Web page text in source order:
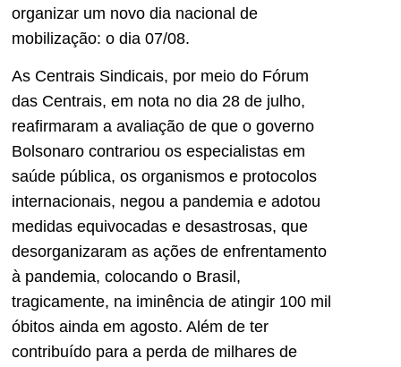
organizar um novo dia nacional de
mobilização: o dia 07/08.
As Centrais Sindicais, por meio do Fórum
das Centrais, em nota no dia 28 de julho,
reafirmaram a avaliação de que o governo
Bolsonaro contrariou os especialistas em
saúde pública, os organismos e protocolos
internacionais, negou a pandemia e adotou
medidas equivocadas e desastrosas, que
desorganizaram as ações de enfrentamento
à pandemia, colocando o Brasil,
tragicamente, na iminência de atingir 100 mil
óbitos ainda em agosto. Além de ter
contribuído para a perda de milhares de